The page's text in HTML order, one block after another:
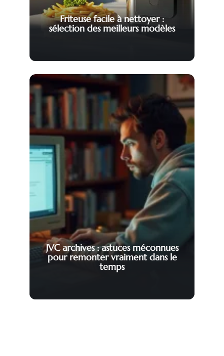
Friteuse facile à nettoyer :
sélection des meilleurs modèles
JVC archives : astuces méconnues
pour remonter vraiment dans le
temps